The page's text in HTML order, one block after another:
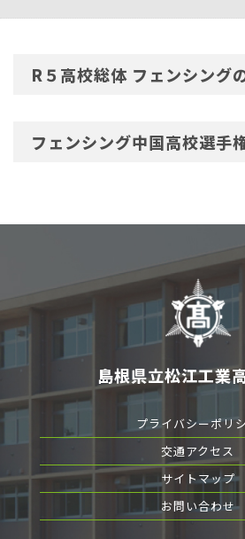
の
R５高校総体 フェンシング
フェンシング中国高校選手
島根県立松江工業
プライバシーポリ
交通アクセス
サイトマップ
お問い合わせ